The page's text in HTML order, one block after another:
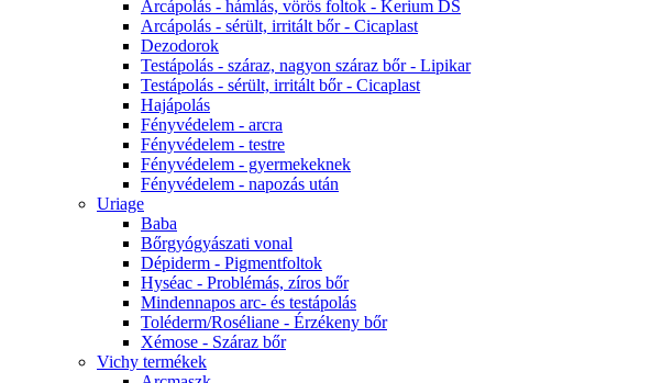
Arcápolás - hámlás, vörös foltok - Kerium DS
Arcápolás - sérült, irritált bőr - Cicaplast
Dezodorok
Testápolás - száraz, nagyon száraz bőr - Lipikar
Testápolás - sérült, irritált bőr - Cicaplast
Hajápolás
Fényvédelem - arcra
Fényvédelem - testre
Fényvédelem - gyermekeknek
Fényvédelem - napozás után
Uriage
Baba
Bőrgyógyászati vonal
Dépiderm - Pigmentfoltok
Hyséac - Problémás, zíros bőr
Mindennapos arc- és testápolás
Toléderm/Roséliane - Érzékeny bőr
Xémose - Száraz bőr
Vichy termékek